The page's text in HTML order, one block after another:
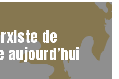
de
aujourd’hui